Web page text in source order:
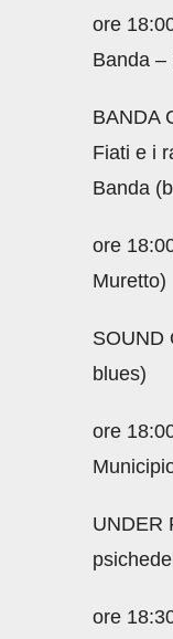
ore
Banda –
BANDA
Fiati e i
Banda
ore
Muretto)
SOUND
blues)
ore
UNDER
ore